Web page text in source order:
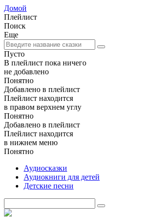
Домой
Плейлист
Поиск
Еще
Пусто
В плейлист пока ничего
не добавлено
Понятно
Добавлено в плейлист
Плейлист находится
в правом верхнем углу
Понятно
Добавлено в плейлист
Плейлист находится
в нижнем меню
Понятно
Аудиосказки
Аудиокниги для детей
Детские песни